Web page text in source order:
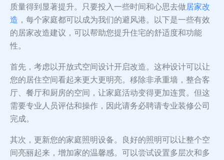
质量得到显著提升。只要投入一些时间和心思去做居家改
造 ，每个家庭都可以成为我们的避风港。以下是一些有效
的居家改造建议，可以帮助您提升住宅的舒适度和功能
性。
首先，考虑以开放式空间设计开启改造。这种设计可以让
您的居住空间看起来更大更明亮。移除非承重墙，整合客
厅、餐厅和厨房的空间，让家庭活动变得更加连贯。但这
需要专业人员评估和操作，因此请务必聘请专业装修公司
完成。
其次，更新您的家庭照明设备。良好的照明可以让整个空
间亮丽起来，增加家的温馨感。可以尝试设置多层次和多